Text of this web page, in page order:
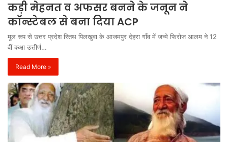
कड़ी मेहनत व अफसर बनने के जनून ने
कॉन्स्टेबल से बना दिया ACP
मूल रूप से उत्तर प्रदेश स्तिथ पिलखुवा के आजमपुर देहरा गाँव में जन्मे फिरोज आलम ने 12
वीं कक्षा उत्तीर्ण…
Read More »